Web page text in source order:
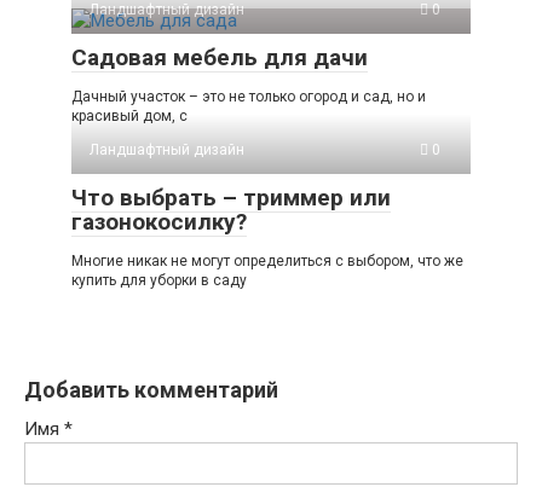
Ландшафтный дизайн 0
Садовая мебель для дачи
Дачный участок – это не только огород и сад, но и
красивый дом, с
Ландшафтный дизайн
0
Что выбрать – триммер или
газонокосилку?
Многие никак не могут определиться с выбором, что же
купить для уборки в саду
Добавить комментарий
Имя *